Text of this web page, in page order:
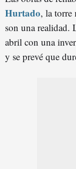
Hurtado, la torre
son una realidad.
abril con una
y se prevé que